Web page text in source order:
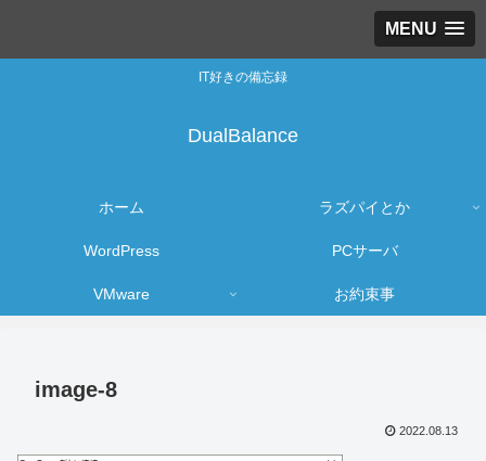
MENU
IT好きの備忘録
DualBalance
ホーム ラズパイとか
WordPress PCサーバ
VMware お約束事
image-8
2022.08.13